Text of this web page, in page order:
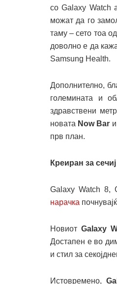
со Galaxy Watch
можат да го
таму – сето тоа
доволно е да
Samsung Health.
Дополнително,
големината и
здравствени
новата Now Bar
прв план.
Креиран за
Galaxy Watch 8,
нарачка
Новиот Galaxy
Достапен е во
и стил за
Истовремено,